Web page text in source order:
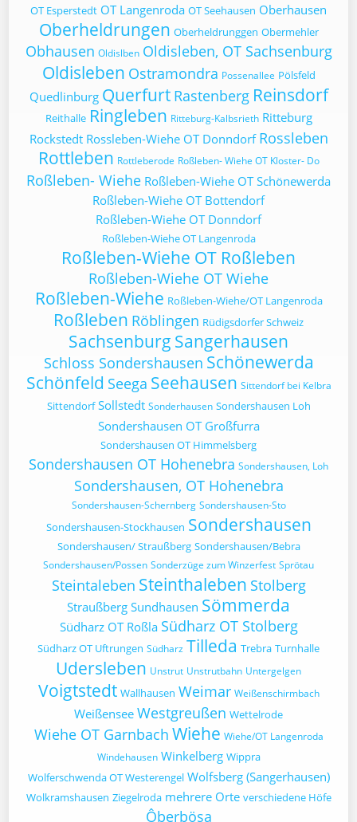
OT Esperstedt OT Langenroda OT Seehausen Oberhausen
Oberheldrungen Oberheldrunggen Obermehler
Obhausen Oldislben Oldisleben, OT Sachsenburg
Oldisleben Ostramondra Possenallee Pölsfeld
Quedlinburg Querfurt Rastenberg Reinsdorf
Reithalle Ringleben Ritteburg-Kalbsrieth Ritteburg
Rockstedt Rossleben-Wiehe OT Donndorf Rossleben
Rottleben Rottleberode Roßleben- Wiehe OT Kloster- Do
Roßleben- Wiehe Roßleben-Wiehe OT Schönewerda
Roßleben-Wiehe OT Bottendorf
Roßleben-Wiehe OT Donndorf
Roßleben-Wiehe OT Langenroda
Roßleben-Wiehe OT Roßleben
Roßleben-Wiehe OT Wiehe
Roßleben-Wiehe Roßleben-Wiehe/OT Langenroda
Roßleben Röblingen Rüdigsdorfer Schweiz
Sachsenburg Sangerhausen
Schloss Sondershausen Schönewerda
Schönfeld Seega Seehausen Sittendorf bei Kelbra
Sittendorf Sollstedt Sonderhausen Sondershausen Loh
Sondershausen OT Großfurra
Sondershausen OT Himmelsberg
Sondershausen OT Hohenebra Sondershausen, Loh
Sondershausen, OT Hohenebra
Sondershausen-Schernberg Sondershausen-Sto
Sondershausen-Stockhausen Sondershausen
Sondershausen/ Straußberg Sondershausen/Bebra
Sondershausen/Possen Sonderzüge zum Winzerfest Sprötau
Steintaleben Steinthaleben Stolberg
Straußberg Sundhausen Sömmerda
Südharz OT Roßla Südharz OT Stolberg
Südharz OT Uftrungen Südharz Tilleda Trebra Turnhalle
Udersleben Unstrut Unstrutbahn Untergelgen
Voigtstedt Wallhausen Weimar Weißenschirmbach
Weißensee Westgreußen Wettelrode
Wiehe OT Garnbach Wiehe Wiehe/OT Langenroda
Windehausen Winkelberg Wippra
Wolferschwenda OT Westerengel Wolfsberg (Sangerhausen)
Wolkramshausen Ziegelroda mehrere Orte verschiedene Höfe
Ôberbösa